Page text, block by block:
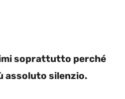
soprattutto perché
assoluto silenzio.